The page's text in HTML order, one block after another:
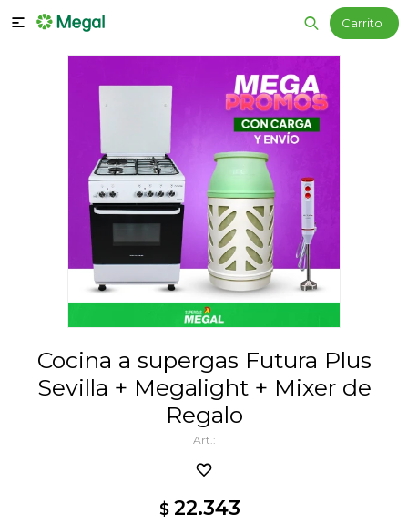

Cocina a supergas Futura Plus
Sevilla + Megalight + Mixer de
Regalo
$ 22.343